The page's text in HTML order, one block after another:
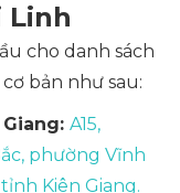
Linh
cho danh sách
bản như sau:
A15,
phường Vĩnh
Kiên Giang.